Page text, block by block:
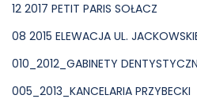
12 2017 PETIT PARIS SOŁACZ
08 2015 ELEWACJA UL.
010_2012_GABINETY
005_2013_KANCELARIA PRZYBECKI